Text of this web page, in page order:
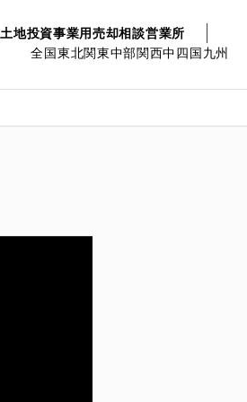
土地投資事業用売却相談営業所
全国東北関東中部関西中四国九州